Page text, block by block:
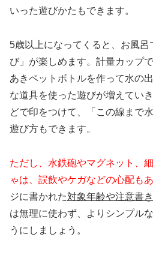
いった遊びかたもできます。
5歳以上になってくると、お風呂
び」が楽しめます。計量カップ
あきペットボトルを作って水の
な道具を使った遊びが増えてい
どで印をつけて、「この線まで
遊び方もできます。
ただし、水鉄砲やマグネット、
ゃは、誤飲やケガなどの心配もあ
ジに書かれた対象年齢や注意書
は無理に使わず、よりシンプル
うにしましょう。